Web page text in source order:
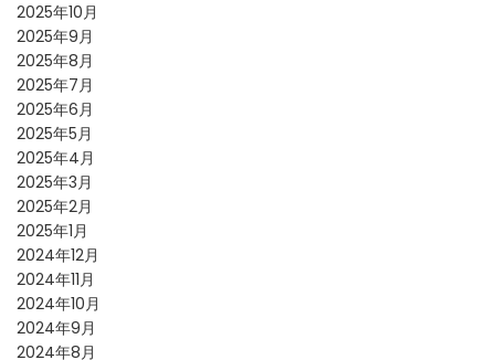
2025年10月
2025年9月
2025年8月
2025年7月
2025年6月
2025年5月
2025年4月
2025年3月
2025年2月
2025年1月
2024年12月
2024年11月
2024年10月
2024年9月
2024年8月